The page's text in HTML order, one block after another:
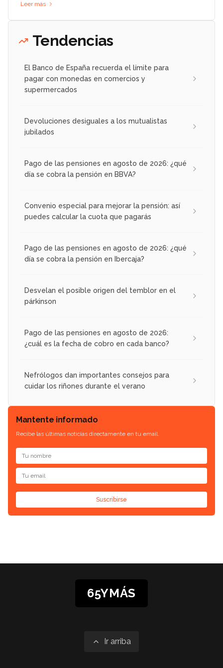
Leer más
Tendencias
El Banco de España recuerda el límite para
pagar con monedas en comercios y
supermercados
Devoluciones desiguales a los mutualistas
jubilados
Pago de las pensiones en agosto de 2026: ¿qué
día se cobra la pensión en BBVA?
Convenio especial para mejorar la pensión: así
puedes calcular la cuota que pagarás
Pago de las pensiones en agosto de 2026: ¿qué
día se cobra la pensión en Ibercaja?
Desvelan el posible origen del temblor en el
párkinson
Pago de las pensiones en agosto de 2026:
¿cuál es la fecha de cobro en cada banco?
Nefrólogos dan importantes consejos para
cuidar los riñones durante el verano
Mantente informado
Recibe las últimas noticias directamente en tu email.
Suscribirse
65YMÁS
Ir arriba